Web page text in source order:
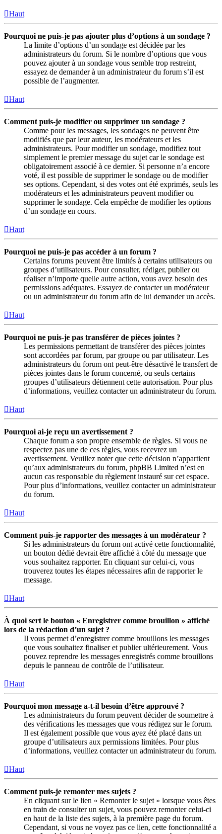
Haut
Pourquoi ne puis-je pas ajouter plus d’options à un sondage ?
La limite d’options d’un sondage est décidée par les
administrateurs du forum. Si le nombre d’options que vous
pouvez ajouter à un sondage vous semble trop restreint,
essayez de demander à un administrateur du forum s’il est
possible de l’augmenter.
Haut
Comment puis-je modifier ou supprimer un sondage ?
Comme pour les messages, les sondages ne peuvent être
modifiés que par leur auteur, les modérateurs et les
administrateurs. Pour modifier un sondage, modifiez tout
simplement le premier message du sujet car le sondage est
obligatoirement associé à ce dernier. Si personne n’a encore
voté, il est possible de supprimer le sondage ou de modifier
ses options. Cependant, si des votes ont été exprimés, seuls les
modérateurs et les administrateurs peuvent modifier ou
supprimer le sondage. Cela empêche de modifier les options
d’un sondage en cours.
Haut
Pourquoi ne puis-je pas accéder à un forum ?
Certains forums peuvent être limités à certains utilisateurs ou
groupes d’utilisateurs. Pour consulter, rédiger, publier ou
réaliser n’importe quelle autre action, vous avez besoin des
permissions adéquates. Essayez de contacter un modérateur
ou un administrateur du forum afin de lui demander un accès.
Haut
Pourquoi ne puis-je pas transférer de pièces jointes ?
Les permissions permettant de transférer des pièces jointes
sont accordées par forum, par groupe ou par utilisateur. Les
administrateurs du forum ont peut-être désactivé le transfert de
pièces jointes dans le forum concerné, ou seuls certains
groupes d’utilisateurs détiennent cette autorisation. Pour plus
d’informations, veuillez contacter un administrateur du forum.
Haut
Pourquoi ai-je reçu un avertissement ?
Chaque forum a son propre ensemble de règles. Si vous ne
respectez pas une de ces règles, vous recevrez un
avertissement. Veuillez noter que cette décision n’appartient
qu’aux administrateurs du forum, phpBB Limited n’est en
aucun cas responsable du règlement instauré sur cet espace.
Pour plus d’informations, veuillez contacter un administrateur
du forum.
Haut
Comment puis-je rapporter des messages à un modérateur ?
Si les administrateurs du forum ont activé cette fonctionnalité,
un bouton dédié devrait être affiché à côté du message que
vous souhaitez rapporter. En cliquant sur celui-ci, vous
trouverez toutes les étapes nécessaires afin de rapporter le
message.
Haut
À quoi sert le bouton « Enregistrer comme brouillon » affiché
lors de la rédaction d’un sujet ?
Il vous permet d’enregistrer comme brouillons les messages
que vous souhaitez finaliser et publier ultérieurement. Vous
pouvez reprendre les messages enregistrés comme brouillons
depuis le panneau de contrôle de l’utilisateur.
Haut
Pourquoi mon message a-t-il besoin d’être approuvé ?
Les administrateurs du forum peuvent décider de soumettre à
des vérifications les messages que vous rédigez sur le forum.
Il est également possible que vous ayez été placé dans un
groupe d’utilisateurs aux permissions limitées. Pour plus
d’informations, veuillez contacter un administrateur du forum.
Haut
Comment puis-je remonter mes sujets ?
En cliquant sur le lien « Remonter le sujet » lorsque vous êtes
en train de consulter un sujet, vous pouvez remonter celui-ci
en haut de la liste des sujets, à la première page du forum.
Cependant, si vous ne voyez pas ce lien, cette fonctionnalité a